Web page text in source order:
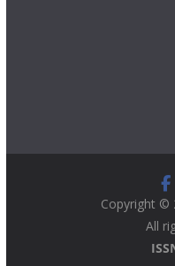
Copyright ©
All